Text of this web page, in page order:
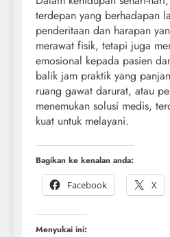
terdepan yang berhadapan
penderitaan dan harapan
merawat fisik, tetapi juga
emosional kepada pasien
balik jam praktik yang
ruang gawat darurat, atau
menemukan solusi medis,
kuat untuk melayani.
Bagikan ke kenalan anda:
Facebook
X
Menyukai ini: